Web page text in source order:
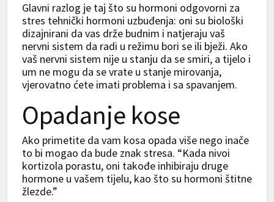
Glavni razlog je taj što su hormoni odgovorni za
stres tehnički hormoni uzbuđenja: oni su biološki
dizajnirani da vas drže budnim i natjeraju vaš
nervni sistem da radi u režimu bori se ili bježi. Ako
vaš nervni sistem nije u stanju da se smiri, a tijelo i
um ne mogu da se vrate u stanje mirovanja,
vjerovatno ćete imati problema i sa spavanjem.
Opadanje kose
Ako primetite da vam kosa opada više nego inače
to bi mogao da bude znak stresa. “Kada nivoi
kortizola porastu, oni takođe inhibiraju druge
hormone u vašem tijelu, kao što su hormoni štitne
žlezde.”